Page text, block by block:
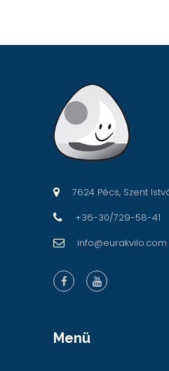
7624 Pécs, Szent
+36-30/729-58-41
info@eurakvilo.com
Menü